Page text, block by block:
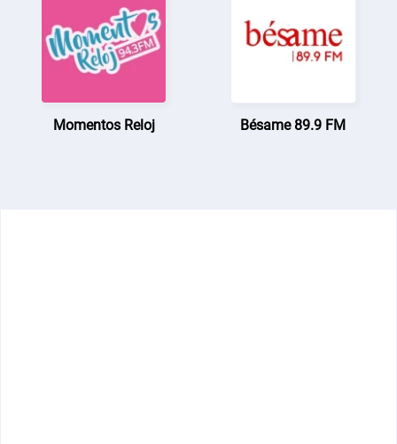
Momentos Reloj Bésame 89.9 FM